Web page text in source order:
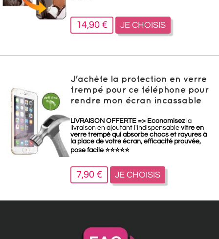
14,90 € JE CHOISIS
J'achète la protection en verre
trempé pour ce téléphone pour
rendre mon écran incassable
LIVRAISON OFFERTE => Economisezla
livraison en ajoutant l'indispensable vitre en
verre trempé qui absorbe chocs et rayures à
la place de votre écran, efficacité prouvée,
pose facile ⭐⭐⭐⭐⭐
7,90 € JE CHOISIS